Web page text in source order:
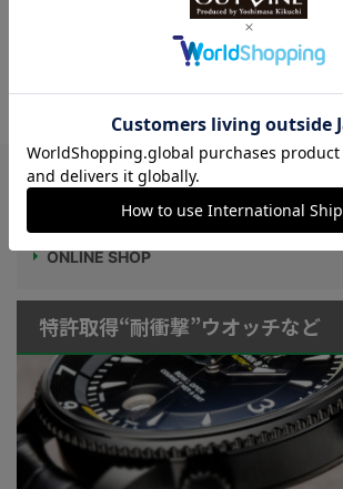
【価格破壊トゥールビヨンを実機レビュ
ー】東京発のブランド“ゼロ”、クリスタル
Watch LIFE NEWS
LowBEAT Marketplace
ONLINE SHOP
特許取得“耐衝撃”ウオッチなど